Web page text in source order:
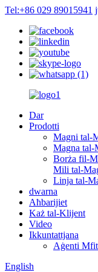
Tel:+86 029 89015941
Dar
Prodotti
Magni tal-
Magna
Borża fil-
Mili tal-
Linja tal-
dwarna
Aħbarijiet
Każ tal-Klijent
Video
Ikkuntattjana
Aġenti
English